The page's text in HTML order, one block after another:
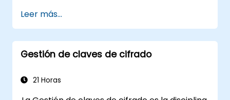
aprendizaje automático (machine
learning), el procesamiento del lenguaje
natural (PLN) y la automatización
robotizada de procesos (RPA), para
de la auditoría.
Leer más...
Gestión de claves de cifrado
21 Horas